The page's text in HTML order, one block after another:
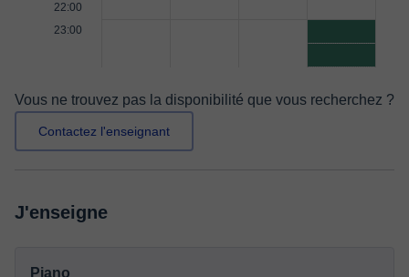
22:00
23:00
Vous ne trouvez pas la disponibilité que vous recherchez ?
Contactez l'enseignant
J'enseigne
Piano